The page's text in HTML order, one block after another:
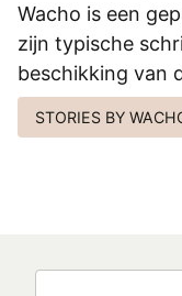
Wacho is een
zijn typische
beschikking van
STORIES BY